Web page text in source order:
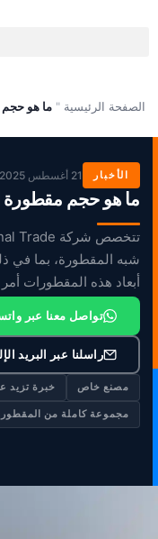
الصفحة الرئيسية " ما هو حجم
الأخبار 21 أغسطس 2025
ما هو حجم مقطورة
شبه المقطورة، بما في
أبعاد هذه المقطورات
تواصل معنا عبر
راسلنا عبر البريد
مصنع خاص خبرة تزيد عن 20
مجموعة كاملة من